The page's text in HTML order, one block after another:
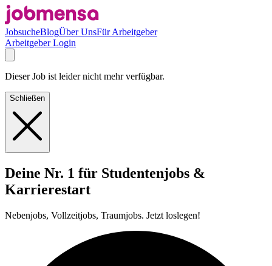
JobsucheBlogÜber UnsFür Arbeitgeber
Arbeitgeber Login
Dieser Job ist leider nicht mehr verfügbar.
Schließen
Deine Nr. 1 für Studentenjobs &
Karrierestart
Nebenjobs, Vollzeitjobs, Traumjobs. Jetzt loslegen!